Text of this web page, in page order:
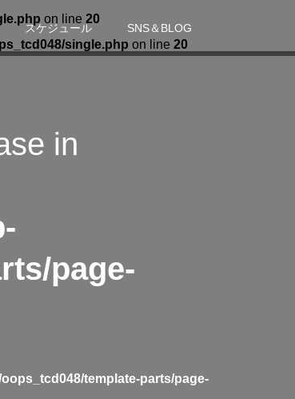
スケジュール SNS＆BLOG
on line 20
single.php on line 20
in
page-
template-parts/page-